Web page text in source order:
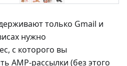
только Gmail и
нужно
с которого вы
AMP-рассылки (без этого